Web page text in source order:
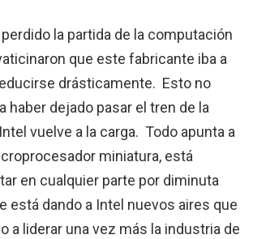
la partida de la computación
que este fabricante iba a
drásticamente. Esto no
haber dejado pasar el tren de la
vuelve a la carga. Todo apunta a
miniatura, está
en cualquier parte por diminuta
está dando a Intel nuevos aires que
a liderar una vez más la industria de